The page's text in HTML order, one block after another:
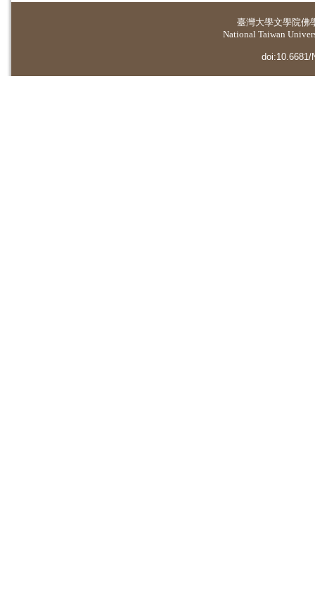
臺灣大學文學院佛
National Taiwan
doi:10.6681/